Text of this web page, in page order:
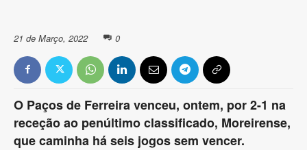
21 de Março, 2022 0
O Paços de Ferreira venceu, ontem, por 2-1 na
receção ao penúltimo classificado, Moreirense,
que caminha há seis jogos sem vencer.